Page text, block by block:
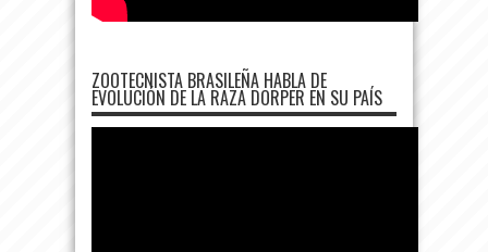
ZOOTECNISTA BRASILEÑA HABLA DE
EVOLUCIÓN DE LA RAZA DORPER EN SU PAÍS